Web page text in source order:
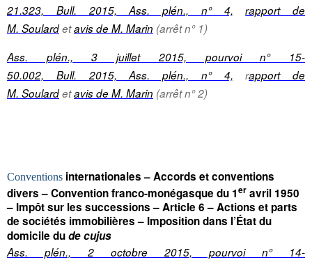
21.323, Bull. 2015, Ass. plén., n° 4,
rapport de
M. Soulardetavis de M. Marin (arrêt n° 1)
Ass. plén., 3 juillet 2015, pourvoi n° 15-
50.002, Bull. 2015, Ass. plén., n° 4, rapport de
M. Soulardetavis de M. Marin (arrêt n° 2)
Conventions internationales – Accords et conventions
divers – Convention franco-monégasque du 1er avril 1950
– Impôt sur les successions – Article 6 – Actions et parts
de sociétés immobilières – Imposition dans l’État du
domicile dude cujus
Ass. plén., 2 octobre 2015, pourvoi n° 14-